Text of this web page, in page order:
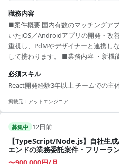
職務内容
■案件概要 国内有数のマッチングア
いたiOS／Androidアプリの開発・改
重視し、PdMやデザイナーと連携し
して携わります。 ■業務内容 ・新機
上と安定化を図ります。 ・バックエ
ます。 ■開発環境 React Native,
iOS, Android, API連携
必須スキル
React開発経験3年以上 チームでの主
掲載元： アットエンジニア
募集中 12日前
【TypeScript/Node.js】自社生
エンドの業務委託案件・フリーラ